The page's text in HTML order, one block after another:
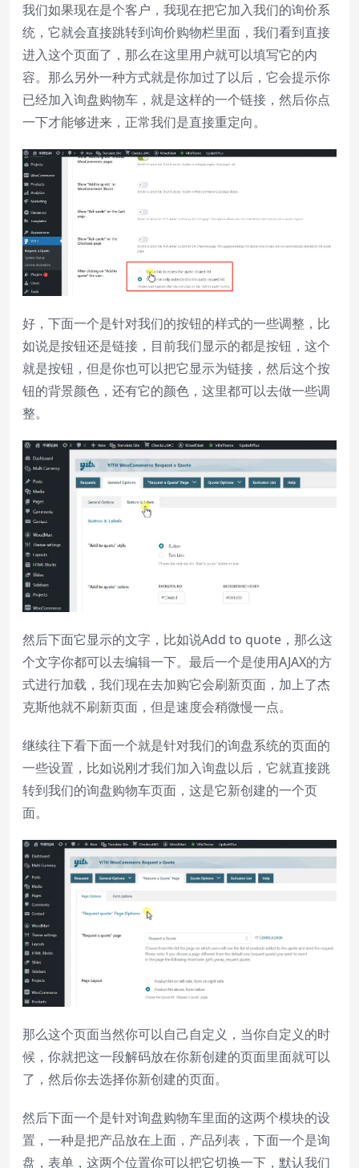
我们如果现在是个客户，我现在把它加入我们的询价系
统，它就会直接跳转到询价购物栏里面，我们看到直接
进入这个页面了，那么在这里用户就可以填写它的内
容。那么另外一种方式就是你加过了以后，它会提示你
已经加入询盘购物车，就是这样的一个链接，然后你点
一下才能够进来，正常我们是直接重定向。
好，下面一个是针对我们的按钮的样式的一些调整，比
如说是按钮还是链接，目前我们显示的都是按钮，这个
就是按钮，但是你也可以把它显示为链接，然后这个按
钮的背景颜色，还有它的颜色，这里都可以去做一些调
整。
然后下面它显示的文字，比如说Add to quote，那么这
个文字你都可以去编辑一下。最后一个是使用AJAX的方
式进行加载，我们现在去加购它会刷新页面，加上了杰
克斯他就不刷新页面，但是速度会稍微慢一点。
继续往下看下面一个就是针对我们的询盘系统的页面的
一些设置，比如说刚才我们加入询盘以后，它就直接跳
转到我们的询盘购物车页面，这是它新创建的一个页
面。
那么这个页面当然你可以自己自定义，当你自定义的时
候，你就把这一段解码放在你新创建的页面里面就可以
了，然后你去选择你新创建的页面。
然后下面一个是针对询盘购物车里面的这两个模块的设
置，一种是把产品放在上面，产品列表，下面一个是询
盘，表单，这两个位置你可以把它切换一下，默认我们